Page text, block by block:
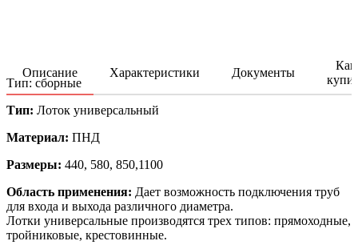
Описание Характеристики Документы
Как
Тип: сборные
Тип: Лоток универсальный
Материал: ПНД
Размеры: 440, 580, 850,1100
Область применения: Дает возможность подключения труб
для входа и выхода различного диаметра.
Лотки универсальные производятся трех типов: прямоходные,
тройниковые, крестовинные.